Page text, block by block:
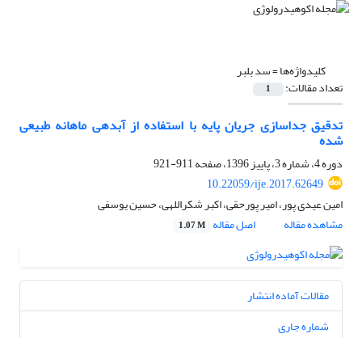
کلیدواژه‌ها =سد بلبر
تعداد مقالات: 1
تدقیق جداسازی جریان پایه با استفاده از آبدهی ماهانه طبیعی
شده
دوره 4، شماره 3، پاییز 1396، صفحه
911-921
10.22059/ije.2017.62649
امین عیدی پور، امیر پورحقی، اکبر شکراللهی، حسین یوسفی
مشاهده مقاله
اصل مقاله 1.07 M
مقالات آماده انتشار
شماره جاری